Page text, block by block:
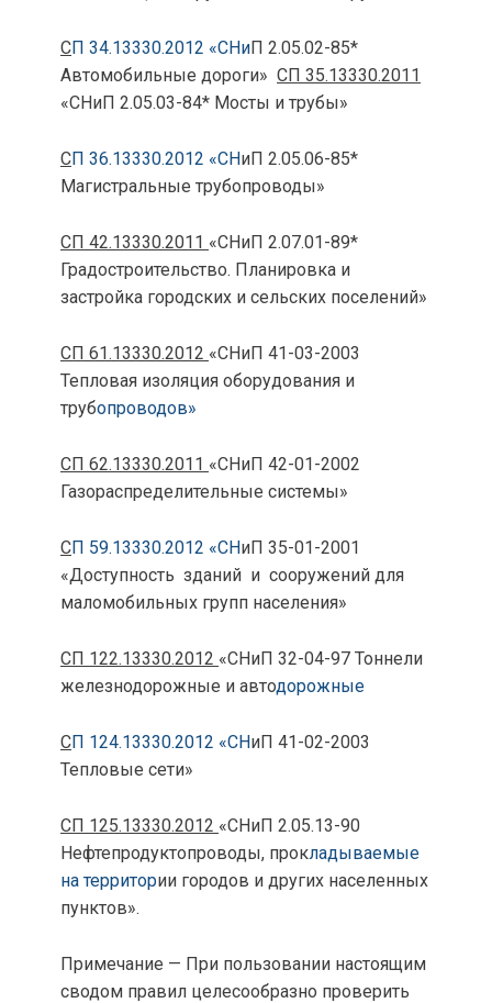
СП 34.13330.2012 «СНиП 2.05.02-85*
Автомобильные дороги» СП 35.13330.2011
«СНиП 2.05.03-84* Мосты и трубы»
СП 36.13330.2012 «СНиП 2.05.06-85*
Магистральные трубопроводы»
СП 42.13330.2011 «СНиП 2.07.01-89*
Градостроительство. Планировка и
застройка городских и сельских поселений»
СП 61.13330.2012 «СНиП 41-03-2003
Тепловая изоляция оборудования и
трубопроводов»
СП 62.13330.2011 «СНиП 42-01-2002
Газораспределительные системы»
СП 59.13330.2012 «СНиП 35-01-2001
«Доступность зданий и сооружений для
маломобильных групп населения»
СП 122.13330.2012 «СНиП 32-04-97 Тоннели
железнодорожные и автодорожные
СП 124.13330.2012 «СНиП 41-02-2003
Тепловые сети»
СП 125.13330.2012 «СНиП 2.05.13-90
Нефтепродуктопроводы, прокладываемые
на территории городов и других населенных
пунктов».
Примечание — При пользовании настоящим
сводом правил целесообразно проверить